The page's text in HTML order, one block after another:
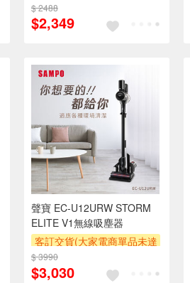
$ 2488
$2,349
聲寶 EC-U12URW STORM
ELITE V1無線吸塵器
客訂交貨(大家電商單品未達
萬元需加收$300-500,部分
安裝跨區費另計,實際收費以
$ 3990
$3,030